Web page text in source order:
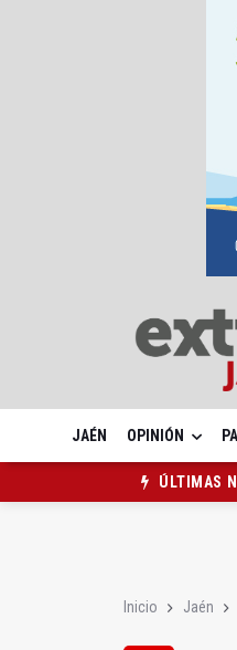
JAÉN OPINIÓN
ÚLTIMAS
Inicio Jaén